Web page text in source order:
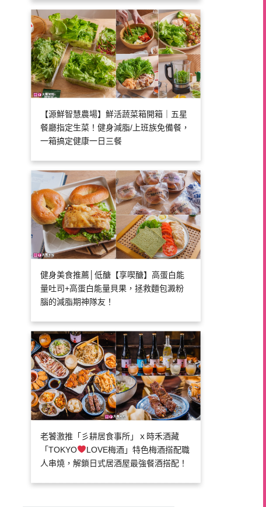
【源鮮智慧農場】鮮活蔬菜箱開箱｜五星
餐廳指定生菜！健身減脂/上班族免備餐，
一箱搞定健康一日三餐
健身美食推薦│低醣【享喫醣】高蛋白能
量吐司+高蛋白能量貝果，拯救麵包澱粉
腦的減脂期神隊友！
老饕激推「彡耕居食事所」ｘ時禾酒藏
「TOKYO
LOVE梅酒」特色梅酒搭配職
人串燒，解鎖日式居酒屋最強餐酒搭配！